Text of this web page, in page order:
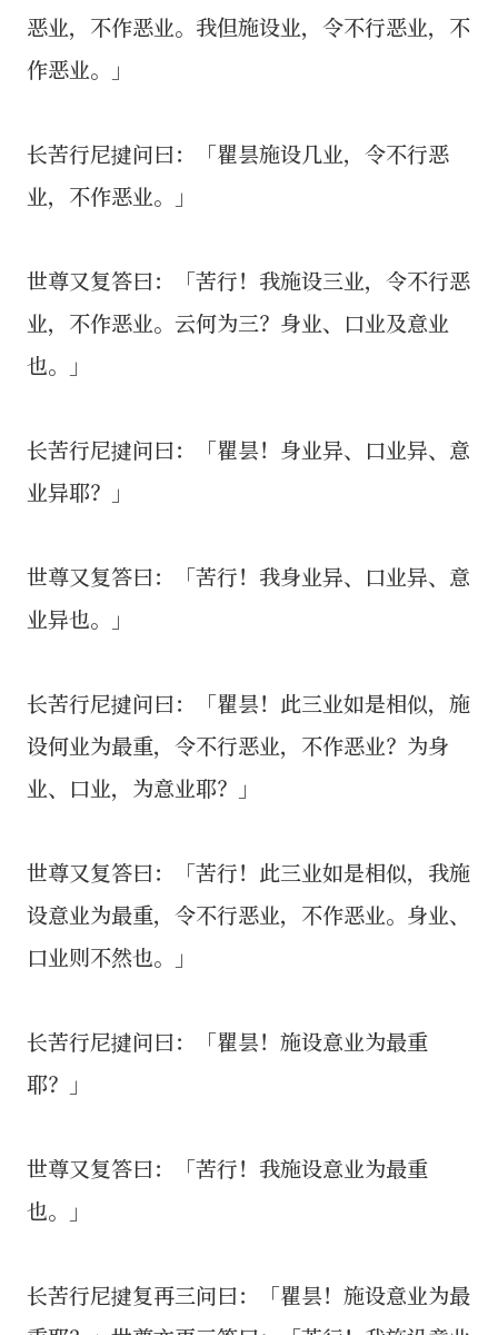
恶业，不作恶业。我但施设业，令不行恶业，不
作恶业。」
长苦行尼揵问曰：「瞿昙施设几业，令不行恶
业，不作恶业。」
世尊又复答曰：「苦行！我施设三业，令不行恶
业，不作恶业。云何为三？身业、口业及意业
也。」
长苦行尼揵问曰：「瞿昙！身业异、口业异、意
业异耶？」
世尊又复答曰：「苦行！我身业异、口业异、意
业异也。」
长苦行尼揵问曰：「瞿昙！此三业如是相似，施
设何业为最重，令不行恶业，不作恶业？为身
业、口业，为意业耶？」
世尊又复答曰：「苦行！此三业如是相似，我施
设意业为最重，令不行恶业，不作恶业。身业、
口业则不然也。」
长苦行尼揵问曰：「瞿昙！施设意业为最重
耶？」
世尊又复答曰：「苦行！我施设意业为最重
也。」
长苦行尼揵复再三问曰：「瞿昙！施设意业为最